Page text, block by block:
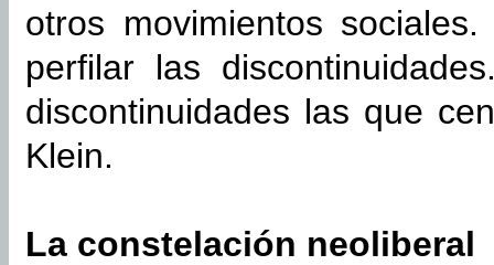
otros movimientos
perfilar las
discontinuidades las que
Klein.
La constelación neoliberal